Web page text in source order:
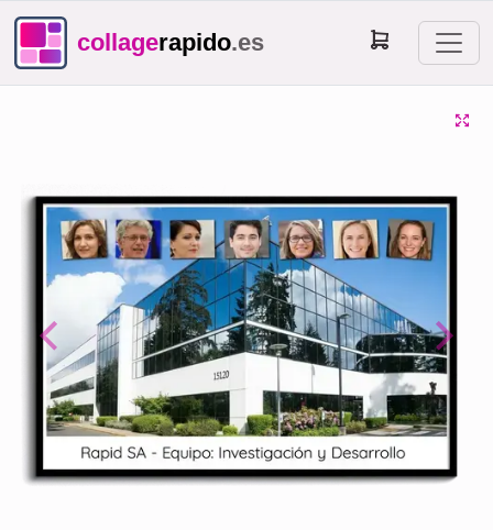
collagerapido.es
Previous Next